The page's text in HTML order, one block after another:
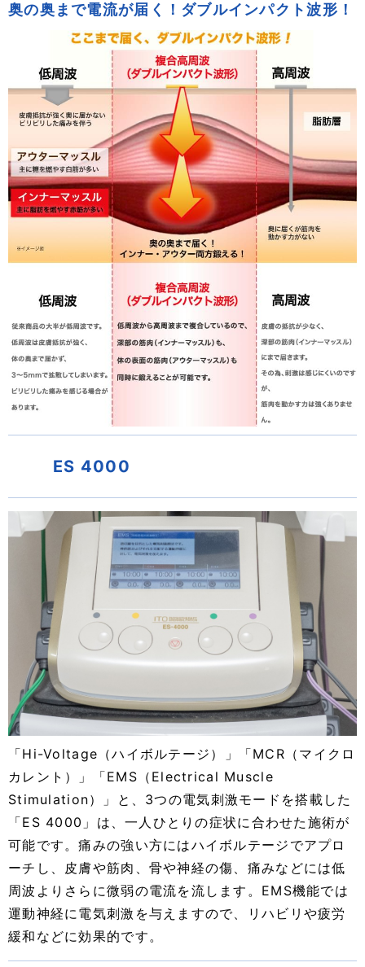
奥の奥まで電流が届く！ダブルインパクト波形！
ES 4000
「Hi-Voltage（ハイボルテージ）」「MCR（マイクロ
カレント）」「EMS（Electrical Muscle
Stimulation）」と、3つの電気刺激モードを搭載した
「ES 4000」は、一人ひとりの症状に合わせた施術が
可能です。痛みの強い方にはハイボルテージでアプロ
ーチし、皮膚や筋肉、骨や神経の傷、痛みなどには低
周波よりさらに微弱の電流を流します。EMS機能では
運動神経に電気刺激を与えますので、リハビリや疲労
緩和などに効果的です。